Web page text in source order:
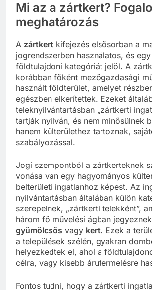
Mi az a zártkert?
meghatározás
A zártkert kifejezés elsősorban a
jogrendszerben használatos, és
földtulajdoni kategóriát jelöl. A
korábban főként mezőgazdasági
használt földterület, amelyet
egészben elkerítettek. Ezeket
teleknyilvántartásban „zártkerti
tartják nyilván, és nem minősülnek
hanem külterülethez tartoznak,
szabályozással.
Jogi szempontból a zártkerteknek
vonása van egy hagyományos
belterületi ingatlanhoz képest. Az
nyilvántartásban általában külön
szerepelnek, „zártkerti telekként”,
három fő művelési ágban
gyümölcsös vagy kert. Ezek a
a települések szélén, gyakran
helyezkedtek el, ahol a
célra, vagy kisebb árutermelésre
Fontos tudni, hogy a zártkerti